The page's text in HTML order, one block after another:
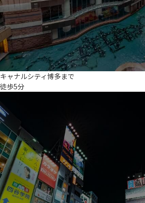
キャナルシティ博多まで
徒歩5分